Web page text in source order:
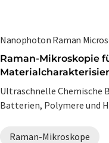
Nanophoton Raman
Raman-Mikroskopie
Ultraschnelle Chemische
Batterien, Polymere und
Raman-Mikroskope